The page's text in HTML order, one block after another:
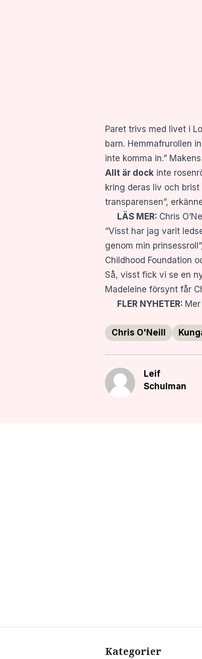
Paret trivs med livet i
barn. Hemmafrurollen
inte komma in.”
Allt är dock inte
kring deras liv och
transparensen”,
LÄS MER: Chris
”Visst har jag varit
genom min
Childhood Foundation
Så, visst fick vi se en
Madeleine försynt får
FLER NYHETER:
Chris O'Neill
Leif
Schulman
Kategorier